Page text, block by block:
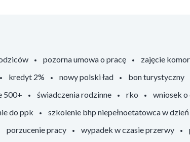
pozorna umowa o pracę zajęcie
kredyt 2% nowy polski ład bon turystyczny
500+ świadczenia rodzinne rko wniosek
do ppk szkolenie bhp niepełnoetatowca w
porzucenie pracy wypadek w czasie przerwy